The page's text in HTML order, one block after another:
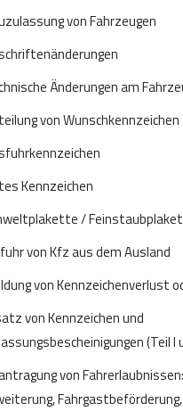
von Fahrzeugen
Änderungen am
von Wunschkennzeichen
Kennzeichen
/
von Kfz aus dem Ausland
von Kennzeichenverlust
von Kennzeichen und
(Teil I
von